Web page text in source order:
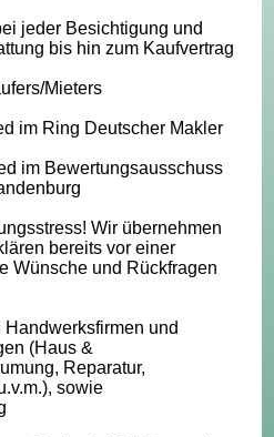
jeder Besichtigung und
bis hin zum Kaufvertrag
Mieters
im Ring Deutscher Makler
im Bewertungsausschuss
Wir übernehmen
bereits vor einer
Wünsche und Rückfragen
und
(Haus &
Reparatur,
sowie